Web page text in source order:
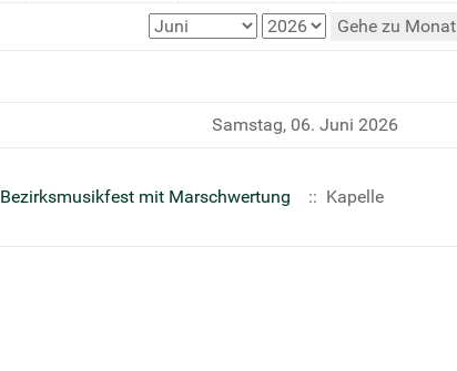
Gehe zu Monat
Samstag, 06. Juni 2026
Bezirksmusikfest mit Marschwertung :: Kapelle